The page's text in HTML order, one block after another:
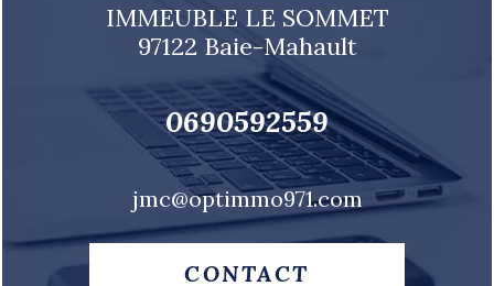
IMMEUBLE LE SOMMET
97122 Baie-Mahault
0690592559
jmc@optimmo971.com
CONTACT